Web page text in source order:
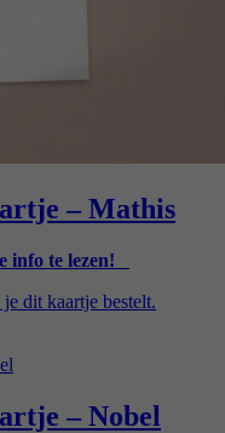
– Mathis
info te lezen!
dit kaartje bestelt.
– Nobel